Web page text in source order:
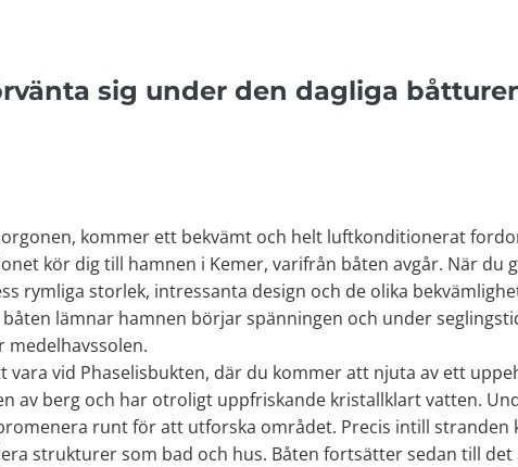
sig under den dagliga
kommer ett bekvämt och helt luftkonditionerat
kör dig till hamnen i Kemer, varifrån båten avgår. När
rymliga storlek, intressanta design och de olika
lämnar hamnen börjar spänningen och under
medelhavssolen.
vara vid Phaselisbukten, där du kommer att njuta av ett
av berg och har otroligt uppfriskande kristallklart vatten.
runt för att utforska området. Precis intill stranden
strukturer som bad och hus. Båten fortsätter sedan till